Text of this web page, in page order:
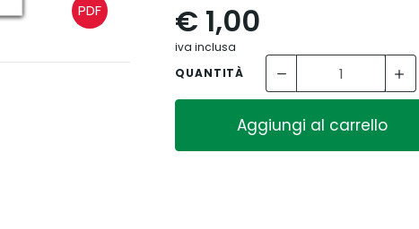
PDF € 1,00
iva inclusa
QUANTITÀ
Aggiungi al carrello